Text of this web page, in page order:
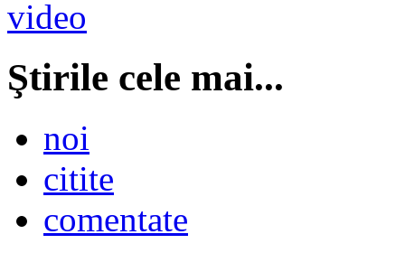
Ştirile cele mai...
noi
citite
comentate